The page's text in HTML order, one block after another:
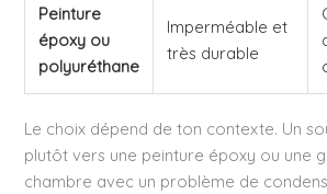
Peinture
époxy ou
polyuréthane
Imperméable et
très durable
Le choix dépend de ton contexte. Un
plutôt vers une peinture époxy ou une
chambre avec un problème de